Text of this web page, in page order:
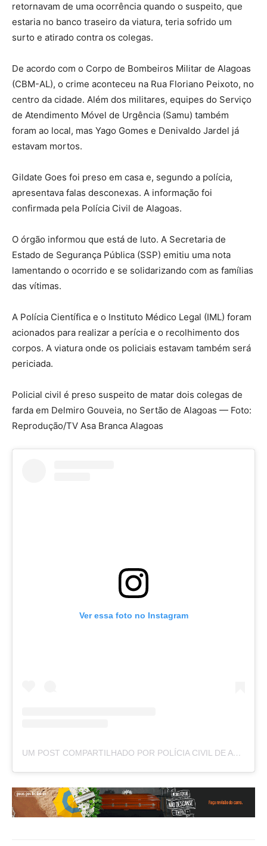
retornavam de uma ocorrência quando o suspeito, que
estaria no banco traseiro da viatura, teria sofrido um
surto e atirado contra os colegas.
De acordo com o Corpo de Bombeiros Militar de Alagoas
(CBM-AL), o crime aconteceu na Rua Floriano Peixoto, no
centro da cidade. Além dos militares, equipes do Serviço
de Atendimento Móvel de Urgência (Samu) também
foram ao local, mas Yago Gomes e Denivaldo Jardel já
estavam mortos.
Gildate Goes foi preso em casa e, segundo a polícia,
apresentava falas desconexas. A informação foi
confirmada pela Polícia Civil de Alagoas.
O órgão informou que está de luto. A Secretaria de
Estado de Segurança Pública (SSP) emitiu uma nota
lamentando o ocorrido e se solidarizando com as famílias
das vítimas.
A Polícia Científica e o Instituto Médico Legal (IML) foram
acionados para realizar a perícia e o recolhimento dos
corpos. A viatura onde os policiais estavam também será
periciada.
Policial civil é preso suspeito de matar dois colegas de
farda em Delmiro Gouveia, no Sertão de Alagoas — Foto:
Reprodução/TV Asa Branca Alagoas
Ver essa foto no Instagram
UM POST COMPARTILHADO POR POLÍCIA CIVIL DE ALAGOAS (@POLICIACIVILDEALAGOAS)